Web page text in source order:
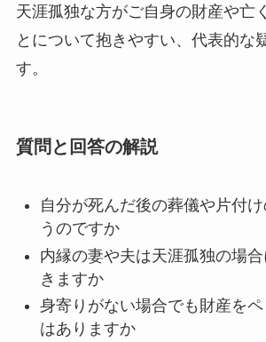
天涯孤独な方がご自身の財産や亡
とについて抱きやすい、代表的な
す。
質問と回答の解説
自分が死んだ後の葬儀や片付
うのですか
内縁の妻や夫は天涯孤独の場
きますか
身寄りがない場合でも財産を
はありますか